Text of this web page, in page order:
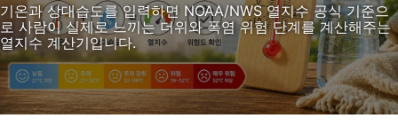
기온과 상대습도를 입력하면 NOAA/NWS 열지수 공식 기준으
로 사람이 실제로 느끼는 더위와 폭염 위험 단계를 계산해주는
열지수 계산기입니다.